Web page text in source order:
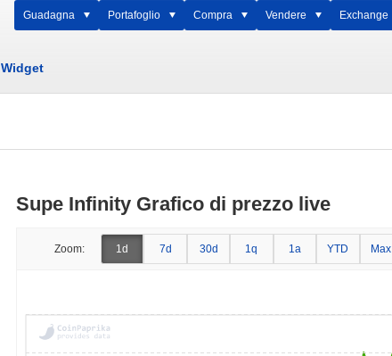
Guadagna Portafoglio Compra Vendere Exchange
Widget
Supe Infinity Grafico di prezzo live
Zoom: 1d 7d 30d 1q 1a YTD Max